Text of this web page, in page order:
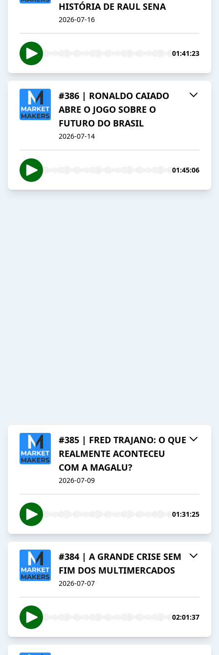
HISTÓRIA DE RAUL SENA
2026-07-16
01:41:23
#386 | RONALDO CAIADO
ABRE O JOGO SOBRE O
FUTURO DO BRASIL
2026-07-14
01:45:06
#385 | FRED TRAJANO: O QUE
REALMENTE ACONTECEU
COM A MAGALU?
2026-07-09
01:31:25
#384 | A GRANDE CRISE SEM
FIM DOS MULTIMERCADOS
2026-07-07
02:01:37